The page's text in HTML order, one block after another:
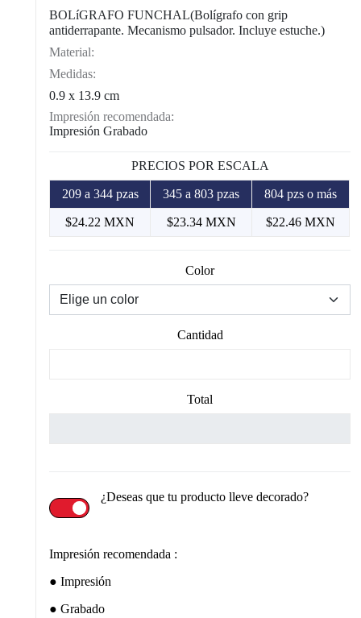
BOLíGRAFO FUNCHAL(Bolígrafo con grip
antiderrapante. Mecanismo pulsador. Incluye estuche.)
Material:
Medidas:
0.9 x 13.9 cm
Impresión recomendada:
Impresión Grabado
PRECIOS POR ESCALA
209 a 344 pzas 345 a 803 pzas 804 pzs o más
$24.22 MXN $23.34 MXN $22.46 MXN
Color
Cantidad
Total
¿Deseas que tu producto lleve decorado?
Impresión recomendada :
Impresión
Grabado